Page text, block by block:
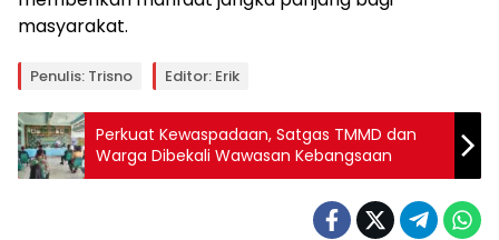
masyarakat.
Penulis: Trisno Editor: Erik
Perkuat Kewaspadaan, Satgas TMMD dan
Warga Dibekali Wawasan Kebangsaan